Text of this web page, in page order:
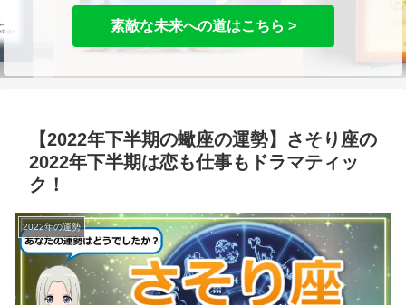
素敵な未来への道はこちら >
【2022年下半期の蠍座の運勢】さそり座の
2022年下半期は恋も仕事もドラマティッ
ク！
2022年の運勢